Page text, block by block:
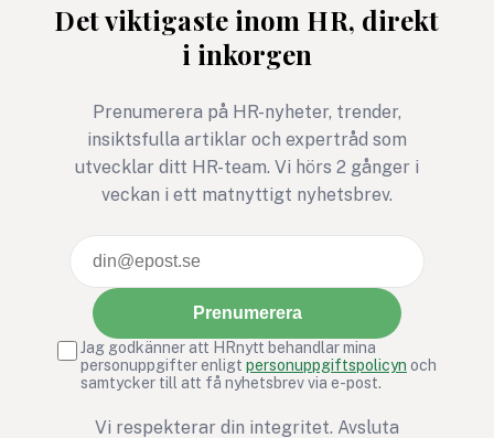
Det viktigaste inom HR, direkt
i inkorgen
Prenumerera på HR-nyheter, trender,
insiktsfulla artiklar och expertråd som
utvecklar ditt HR-team. Vi hörs 2 gånger i
veckan i ett matnyttigt nyhetsbrev.
Prenumerera
Jag godkänner att HRnytt behandlar mina
personuppgifter enligt personuppgiftspolicyn och
samtycker till att få nyhetsbrev via e-post.
Vi respekterar din integritet. Avsluta